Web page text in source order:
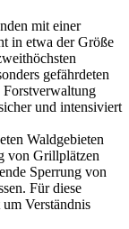
mit einer
in etwa der Größe
gefährdeten
Forstverwaltung
und intensiviert
Waldgebieten
von Grillplätzen
Sperrung von
Für diese
Verständnis